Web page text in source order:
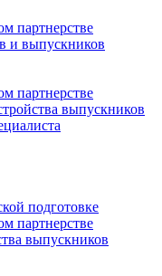
партнерстве
и выпускников
партнерстве
выпускников
подготовке
партнерстве
выпускников